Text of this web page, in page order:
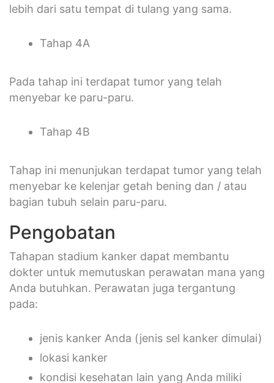
lebih dari satu tempat di tulang yang sama.
Tahap 4A
Pada tahap ini terdapat tumor yang telah
menyebar ke paru-paru.
Tahap 4B
Tahap ini menunjukan terdapat tumor yang telah
menyebar ke kelenjar getah bening dan / atau
bagian tubuh selain paru-paru.
Pengobatan
Tahapan stadium kanker dapat membantu
dokter untuk memutuskan perawatan mana yang
Anda butuhkan. Perawatan juga tergantung
pada:
jenis kanker Anda (jenis sel kanker dimulai)
lokasi kanker
kondisi kesehatan lain yang Anda miliki